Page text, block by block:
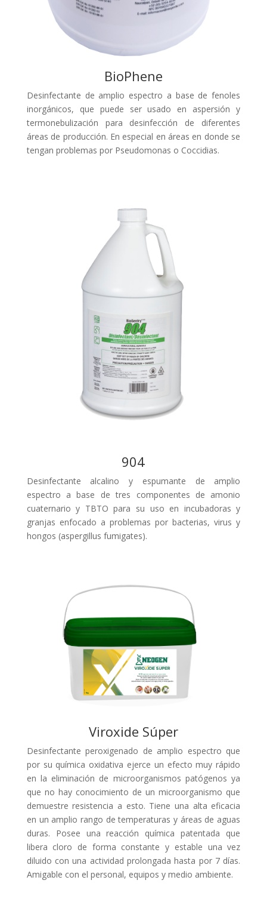
BioPhene
Desinfectante de amplio espectro a base de fenoles
inorgánicos, que puede ser usado en aspersión y
termonebulización para desinfección de diferentes
áreas de producción. En especial en áreas en donde se
tengan problemas por Pseudomonas o Coccidias.
904
Desinfectante alcalino y espumante de amplio
espectro a base de tres componentes de amonio
cuaternario y TBTO para su uso en incubadoras y
granjas enfocado a problemas por bacterias, virus y
hongos (aspergillus fumigates).
Viroxide Súper
Desinfectante peroxigenado de amplio espectro que
por su química oxidativa ejerce un efecto muy rápido
en la eliminación de microorganismos patógenos ya
que no hay conocimiento de un microorganismo que
demuestre resistencia a esto. Tiene una alta eficacia
en un amplio rango de temperaturas y áreas de aguas
duras. Posee una reacción química patentada que
libera cloro de forma constante y estable una vez
diluido con una actividad prolongada hasta por 7 días.
Amigable con el personal, equipos y medio ambiente.